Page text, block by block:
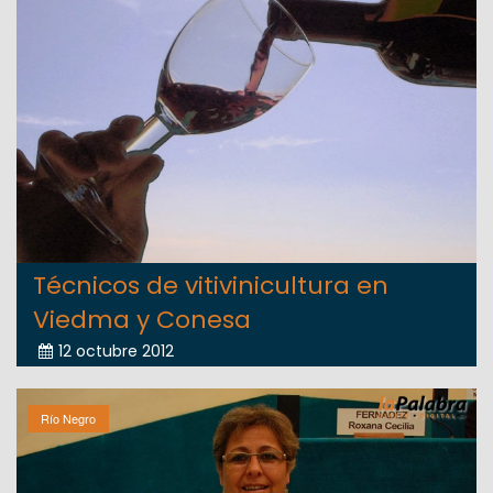
Técnicos de vitivinicultura en
Viedma y Conesa
12 octubre 2012
Río Negro